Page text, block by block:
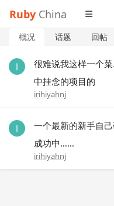
Ruby China
概况 话题 回帖
很难说我这样一个
中挂念的项目的
irihiyahnj
一个最新的新手自
成功中……
irihiyahnj